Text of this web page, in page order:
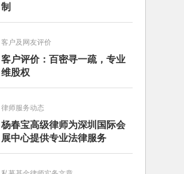
制
客户及网友评价
客户评价：百密寻一疏，专业
维股权
律师服务动态
杨春宝高级律师为深圳国际会
展中心提供专业法律服务